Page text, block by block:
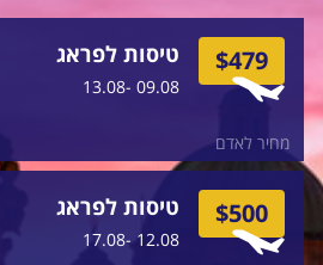
$479
מחיר לאדם
טיסות לפראג
09.08 -13.08
$500 טיסות לפראג
12.08 -17.08